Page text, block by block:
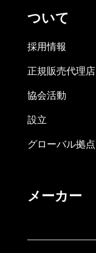
ついて
採用情報
正規販売代理店
協会活動
設立
グローバル拠点
メーカー